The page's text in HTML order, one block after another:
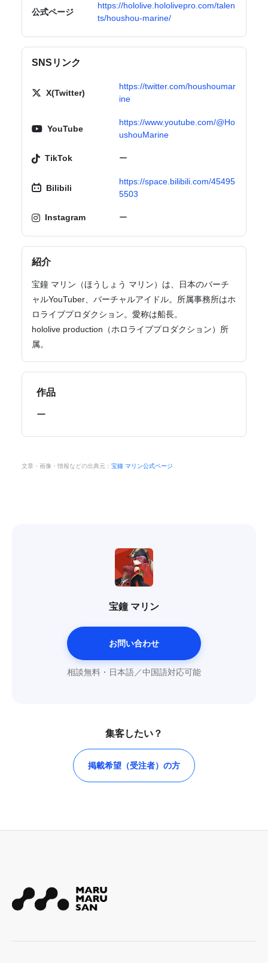
公式ページ
https://hololive.hololivepro.com/talen
ts/houshou-marine/
SNSリンク
X(Twitter)
https://twitter.com/houshoumar
ine
YouTube
https://www.youtube.com/@Ho
ushouMarine
TikTok ー
Bilibili
https://space.bilibili.com/45495
5503
Instagram ー
紹介
宝鐘 マリン（ほうしょう マリン）は、日本のバーチ
ャルYouTuber、バーチャルアイドル。所属事務所はホ
ロライブプロダクション。愛称は船長。
hololive production（ホロライブプロダクション）所
属。
作品
ー
文章・画像・情報などの出典元： 宝鐘 マリン公式ページ
宝鐘 マリン
お問い合わせ
相談無料・日本語／中国語対応可能
集客したい？
掲載希望（受注者）の方